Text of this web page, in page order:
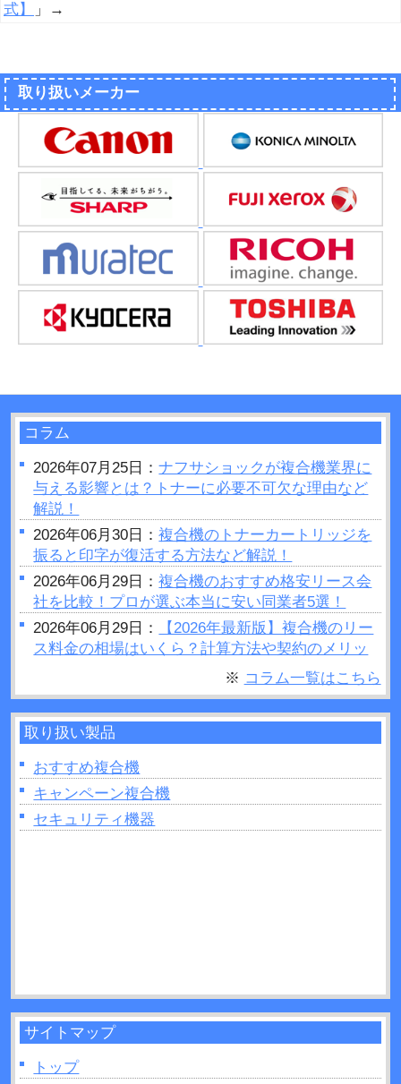
式】
」→
取り扱いメーカー
コラム
2026年07月25日：ナフサショックが複合機業界に
与える影響とは？トナーに必要不可欠な理由など
解説！
2026年06月30日：複合機のトナーカートリッジを
振ると印字が復活する方法など解説！
2026年06月29日：複合機のおすすめ格安リース会
社を比較！プロが選ぶ本当に安い同業者5選！
2026年06月29日：
【2026年最新版】複合機のリー
ス料金の相場はいくら？計算方法や契約のメリッ
2026年06月28日：プリンターの設定が勝手に変わ
るのはなぜ？原因や対処法など解説！
2026年06月26日：複合機で製本はできるの？製本
を行う場合のポイントを紹介！
2026年06月26日：複合機の印刷がうまくいかない
ときは読み取り部分（ガラス面）の掃除をしてみ
よう！
※ コラム一覧はこちら
取り扱い製品
おすすめ複合機
キャンペーン複合機
セキュリティ機器
サイトマップ
トップ